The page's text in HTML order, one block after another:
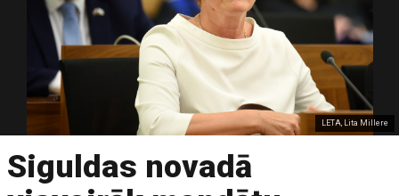
LETA, Lita Millere
Siguldas novadā